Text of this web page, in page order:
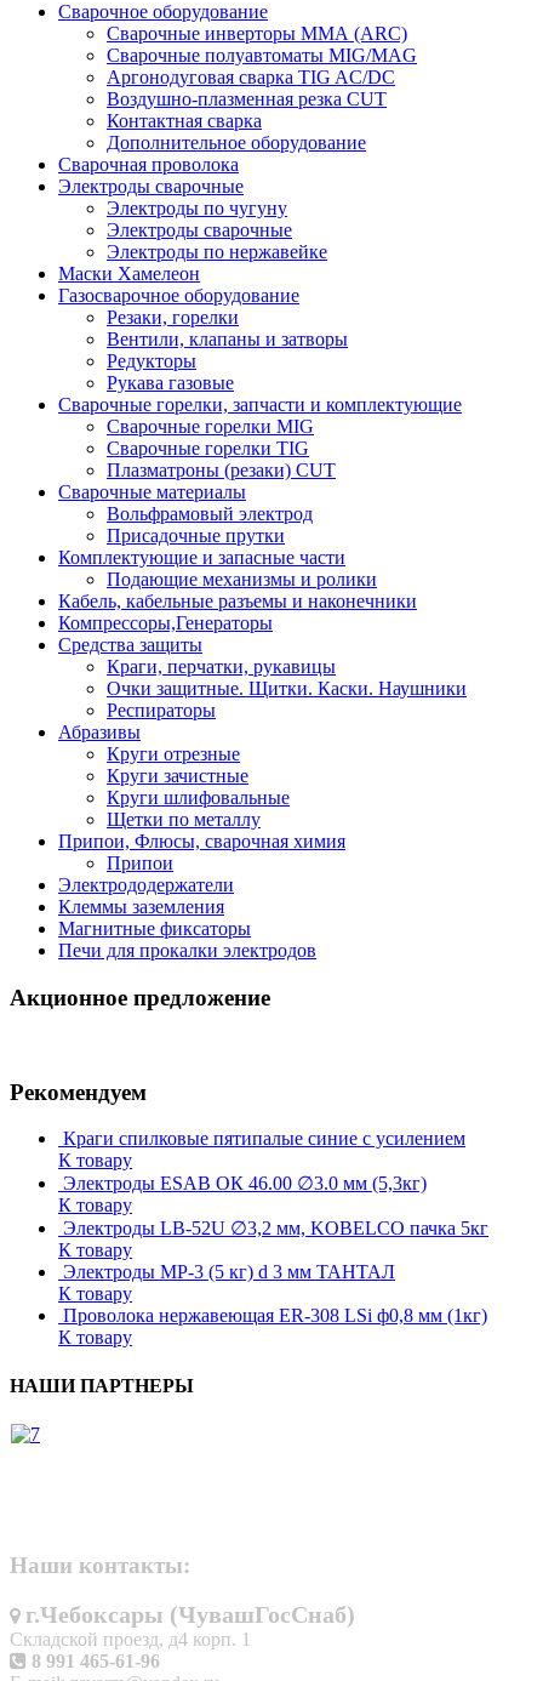
Сварочное оборудование
Сварочные инверторы ММА (ARC)
Сварочные полуавтоматы MIG/MAG
Аргонодуговая сварка TIG AC/DC
Воздушно-плазменная резка CUT
Контактная сварка
Дополнительное оборудование
Сварочная проволока
Электроды сварочные
Электроды по чугуну
Электроды сварочные
Электроды по нержавейке
Маски Хамелеон
Газосварочное оборудование
Резаки, горелки
Вентили, клапаны и затворы
Редукторы
Рукава газовые
Сварочные горелки, запчасти и комплектующие
Сварочные горелки MIG
Сварочные горелки TIG
Плазматроны (резаки) CUT
Сварочные материалы
Вольфрамовый электрод
Присадочные прутки
Комплектующие и запасные части
Подающие механизмы и ролики
Кабель, кабельные разъемы и наконечники
Компрессоры,Генераторы
Средства защиты
Краги, перчатки, рукавицы
Очки защитные. Щитки. Каски. Наушники
Респираторы
Абразивы
Круги отрезные
Круги зачистные
Круги шлифовальные
Щетки по металлу
Припои, Флюсы, сварочная химия
Припои
Электрододержатели
Клеммы заземления
Магнитные фиксаторы
Печи для прокалки электродов
Акционное предложение
Рекомендуем
Краги спилковые пятипалые синие с усилением
К товару
Электроды ESAB ОК 46.00 ∅3.0 мм (5,3кг)
К товару
Электроды LB-52U ∅3,2 мм, KOBELCO пачка 5кг
К товару
Электроды МР-3 (5 кг) d 3 мм ТАНТАЛ
К товару
Проволока нержавеющая ER-308 LSi ф0,8 мм (1кг)
К товару
НАШИ ПАРТНЕРЫ
Наши контакты:
г.Чебоксары (ЧувашГосСнаб)
Складской проезд, д4 корп. 1
8 991 465-61-96